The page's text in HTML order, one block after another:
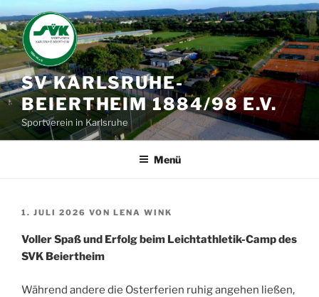
Zum
Inhalt
springen
SV KARLSRUHE-
BEIERTHEIM 1884/98 E.V.
Sportverein in Karlsruhe
Menü
VERÖFFENTLICHT
1. JULI 2026 VON LENA WINK
Voller Spaß und Erfolg beim Leichtathletik-Camp des
SVK Beiertheim
Während andere die Osterferien ruhig angehen ließen,